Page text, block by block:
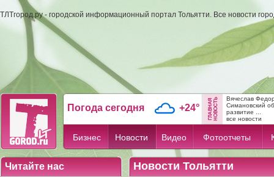
ТЛТгород.ру - городской информационный портал Тольятти. Все новости
Погода сегодня +24°
Вячеслав
Симановский
развитие ...
все новости
Бизнес Новости Видео Фотоотчеты
Читайте нас Новости Тольятти